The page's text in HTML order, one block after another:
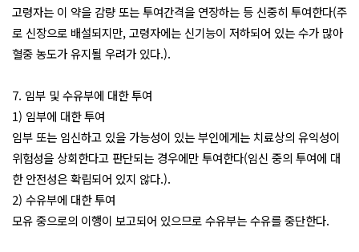
고령자는 이 약을 감량 또는 투여간격을 연장하는 등 신중히 투여한다(주
로 신장으로 배설되지만, 고령자에는 신기능이 저하되어 있는 수가 많아
혈중 농도가 유지될 우려가 있다.).
7. 임부 및 수유부에 대한 투여
1) 임부에 대한 투여
임부 또는 임신하고 있을 가능성이 있는 부인에게는 치료상의 유익성이
위험성을 상회한다고 판단되는 경우에만 투여한다(임신 중의 투여에 대
한 안전성은 확립되어 있지 않다.).
2) 수유부에 대한 투여
모유 중으로의 이행이 보고되어 있으므로 수유부는 수유를 중단한다.